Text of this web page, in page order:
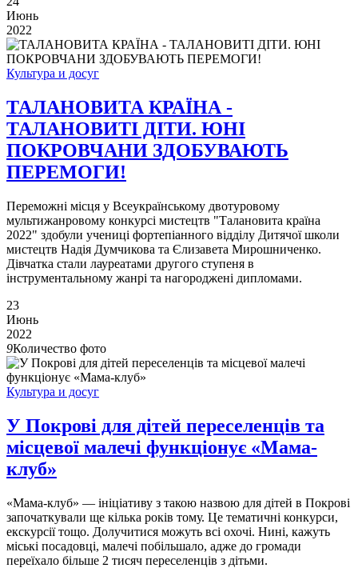
Июнь
2022
Культура и досуг
ТАЛАНОВИТА КРАЇНА -
ТАЛАНОВИТІ ДІТИ. ЮНІ
ПОКРОВЧАНИ ЗДОБУВАЮТЬ
ПЕРЕМОГИ!
Переможні місця у Всеукраїнському двотуровому
мультижанровому конкурсі мистецтв "Талановита країна
2022" здобули учениці фортепіанного відділу Дитячої школи
мистецтв Надія Думчикова та Єлизавета Мирошниченко.
Дівчатка стали лауреатами другого ступеня в
інструментальному жанрі та нагороджені дипломами.
23
Июнь
2022
9Количество фото
Культура и досуг
У Покрові для дітей переселенців та
місцевої малечі функціонує «Мама-
клуб»
«Мама-клуб» — ініціативу з такою назвою для дітей в Покрові
започаткували ще кілька років тому. Це тематичні конкурси,
екскурсії тощо. Долучитися можуть всі охочі. Нині, кажуть
міські посадовці, малечі побільшало, адже до громади
переїхало більше 2 тисяч переселенців з дітьми.